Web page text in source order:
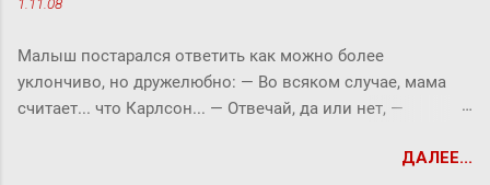
получать техническую поддержку вендора.
В системе можно дорабатывать и
разрабатывать "с нуля": Шаблоны
Малыш постарался ответить как можно более
уклончиво, но дружелюбно: ― Во всяком случае, мама
считает... что Карлсон... ― Отвечай, да или нет, ―
Карлсон должен у нас обедать? ― Во всяком случае, она
ДАЛЕЕ...